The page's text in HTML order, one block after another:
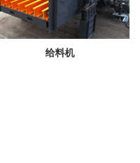
给料机